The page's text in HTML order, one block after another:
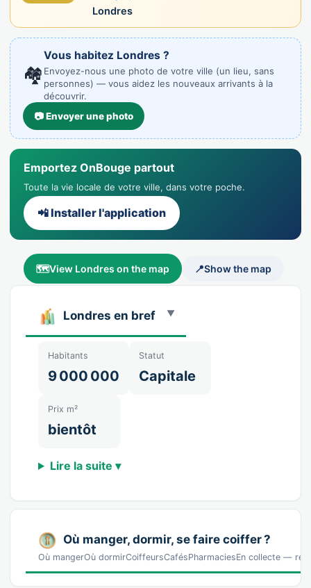
Londres
🏘️
Vous habitez Londres ?
Envoyez-nous une photo de votre ville (un lieu, sans
personnes) — vous aidez les nouveaux arrivants à la
découvrir.
📷 Envoyer une photo
Emportez OnBouge partout
Toute la vie locale de votre ville, dans votre poche.
📲 Installer l'application
🗺️View Londres on the map 📍Show the map
Londres en bref
Habitants
9 000 000
Statut
Capitale
Prix m²
bientôt
Lire la suite ▾
Où manger, dormir, se faire coiffer ?
Où mangerOù dormirCoiffeursCafésPharmaciesEn collecte —